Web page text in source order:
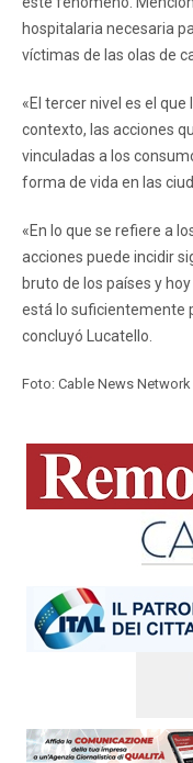
hospitalaria necesaria
víctimas de las olas de
«El tercer nivel es el
contexto, las acciones
vinculadas a los
forma de vida en las
«En lo que se refiere a
acciones puede incidir
bruto de los países y
está lo suficientemente
concluyó Lucatello.
Foto: Cable News Network